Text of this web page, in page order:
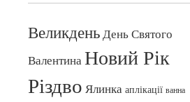
ВеликденьДень Святого
ВалентинаНовий Рік
Різдво Ялинка аплікації ванна